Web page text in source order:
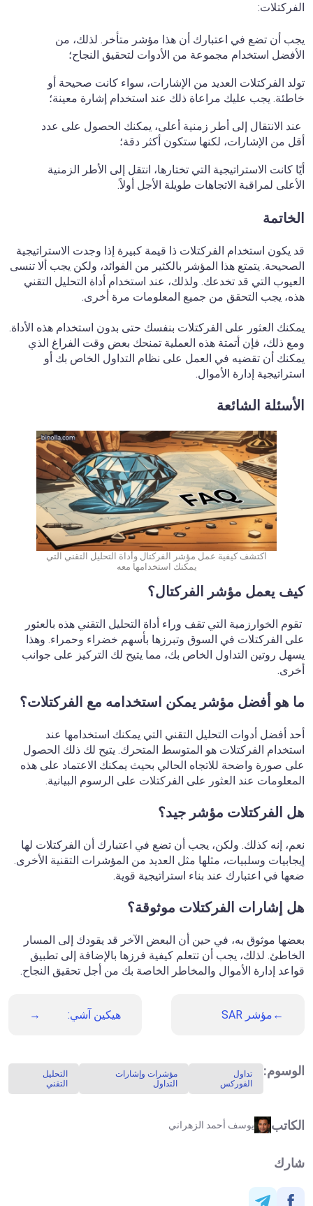
الفركتلات:
يجب أن تضع في اعتبارك أن هذا مؤشر متأخر. لذلك، من
الأفضل استخدام مجموعة من الأدوات لتحقيق النجاح؛
تولد الفركتلات العديد من الإشارات، سواء كانت صحيحة أو
خاطئة. يجب عليك مراعاة ذلك عند استخدام إشارة معينة؛
عند الانتقال إلى أطر زمنية أعلى، يمكنك الحصول على عدد
أقل من الإشارات، لكنها ستكون أكثر دقة؛
أيًا كانت الاستراتيجية التي تختارها، انتقل إلى الأطر الزمنية
الأعلى لمراقبة الاتجاهات طويلة الأجل أولاً.
الخاتمة
قد يكون استخدام الفركتلات ذا قيمة كبيرة إذا وجدت الاستراتيجية
الصحيحة. يتمتع هذا المؤشر بالكثير من الفوائد، ولكن يجب ألا تنسى
العيوب التي قد تخدعك. ولذلك، عند استخدام أداة التحليل التقني
هذه، يجب التحقق من جميع المعلومات مرة أخرى.
يمكنك العثور على الفركتلات بنفسك حتى بدون استخدام هذه الأداة.
ومع ذلك، فإن أتمتة هذه العملية تمنحك بعض وقت الفراغ الذي
يمكنك أن تقضيه في العمل على نظام التداول الخاص بك أو
استراتيجية إدارة الأموال.
الأسئلة الشائعة
اكتشف كيفية عمل مؤشر الفركتال وأداة التحليل التقني التي
يمكنك استخدامها معه
كيف يعمل مؤشر الفركتال؟
تقوم الخوارزمية التي تقف وراء أداة التحليل التقني هذه بالعثور
على الفركتلات في السوق وتبرزها بأسهم خضراء وحمراء. وهذا
يسهل روتين التداول الخاص بك، مما يتيح لك التركيز على جوانب
أخرى.
ما هو أفضل مؤشر يمكن استخدامه مع الفركتلات؟
أحد أفضل أدوات التحليل التقني التي يمكنك استخدامها عند
استخدام الفركتلات هو المتوسط المتحرك. يتيح لك ذلك الحصول
على صورة واضحة للاتجاه الحالي بحيث يمكنك الاعتماد على هذه
المعلومات عند العثور على الفركتلات على الرسوم البيانية.
هل الفركتلات مؤشر جيد؟
نعم، إنه كذلك. ولكن، يجب أن تضع في اعتبارك أن الفركتلات لها
إيجابيات وسلبيات، مثلها مثل العديد من المؤشرات التقنية الأخرى.
ضعها في اعتبارك عند بناء استراتيجية قوية.
هل إشارات الفركتلات موثوقة؟
بعضها موثوق به، في حين أن البعض الآخر قد يقودك إلى المسار
الخاطئ. لذلك، يجب أن تتعلم كيفية فرزها بالإضافة إلى تطبيق
قواعد إدارة الأموال والمخاطر الخاصة بك من أجل تحقيق النجاح.
مؤشر SAR
والتوصيات
هيكين آشي:
الوسوم:
تداول
الفوركس
مؤشرات وإشارات
التداول
التحليل
التقني
الكاتب يوسف أحمد الزهراني
شارك